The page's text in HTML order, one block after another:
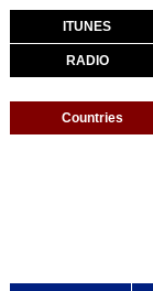
ITUNES
RADIO
Countries